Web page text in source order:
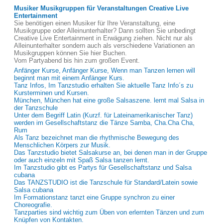
Musiker Musikgruppen für Veranstaltungen Creative Live
Entertainment
Sie benötigen einen Musiker für Ihre Veranstaltung, eine
Musikgruppe oder Alleinunterhalter? Dann sollten Sie unbedingt
Creative Live Entertainment in Erwägung ziehen. Nicht nur als
Alleinunterhalter sondern auch als verschiedene Variationen an
Musikgruppen können Sie hier Buchen.
Vom Partyabend bis hin zum großen Event.
Anfänger Kurse, Anfänger Kurse, Wenn man Tanzen lernen will
beginnt man mit einem Anfänger Kurs.
Tanz Infos, Im Tanzstudio erhalten Sie aktuelle Tanz Info´s zu
Kursterminen und Kursen.
München, München hat eine große Salsaszene. lernt mal Salsa in
der Tanzschule
Unter dem Begriff Latin (Kurzf. für Lateinamerikanischer Tanz)
werden im Gesellschaftstanz die Tänze Samba, Cha.Cha Cha,
Rum
Als Tanz bezeichnet man die rhythmische Bewegung des
Menschlichen Körpers zur Musik.
Das Tanzstudio bietet Salsakurse an, bei denen man in der Gruppe
oder auch einzeln mit Spaß Salsa tanzen lernt.
Im Tanzstudio gibt es Partys für Gesellschaftstanz und Salsa
cubana
Das TANZSTUDIO ist die Tanzschule für Standard/Latein sowie
Salsa cubana
Im Formationstanz tanzt eine Gruppe synchron zu einer
Choreografie.
Tanzparties sind wichtig zum Üben von erlernten Tänzen und zum
Knüpfen von Kontakten.